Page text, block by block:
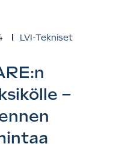
LVI-Tekniset
–